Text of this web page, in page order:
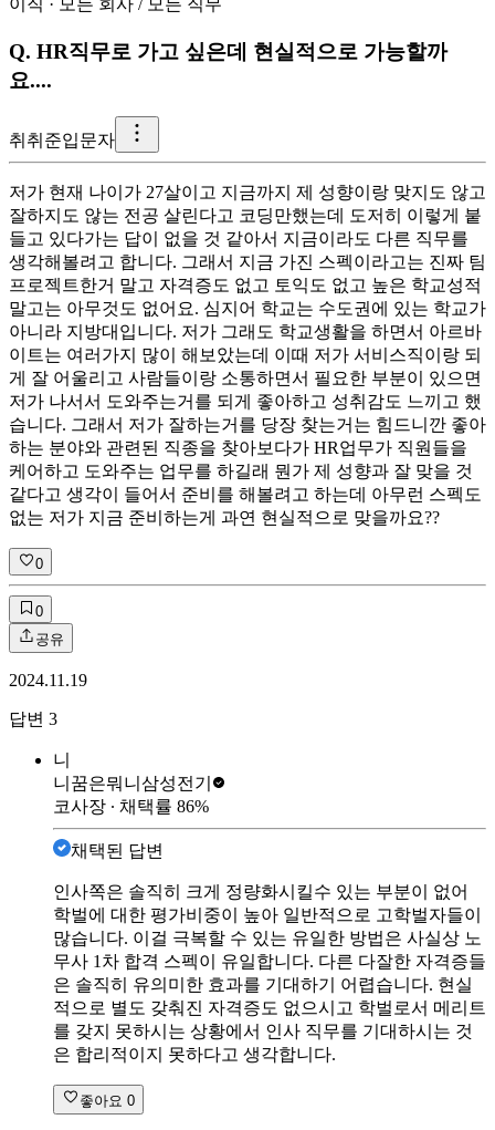
이직 · 모든 회사 / 모든 직무
Q. HR직무로 가고 싶은데 현실적으로 가능할까
요....
취 취준입문자
저가 현재 나이가 27살이고 지금까지 제 성향이랑 맞지도 않고
잘하지도 않는 전공 살린다고 코딩만했는데 도저히 이렇게 붙
들고 있다가는 답이 없을 것 같아서 지금이라도 다른 직무를
생각해볼려고 합니다. 그래서 지금 가진 스펙이라고는 진짜 팀
프로젝트한거 말고 자격증도 없고 토익도 없고 높은 학교성적
말고는 아무것도 없어요. 심지어 학교는 수도권에 있는 학교가
아니라 지방대입니다. 저가 그래도 학교생활을 하면서 아르바
이트는 여러가지 많이 해보았는데 이때 저가 서비스직이랑 되
게 잘 어울리고 사람들이랑 소통하면서 필요한 부분이 있으면
저가 나서서 도와주는거를 되게 좋아하고 성취감도 느끼고 했
습니다. 그래서 저가 잘하는거를 당장 찾는거는 힘드니깐 좋아
하는 분야와 관련된 직종을 찾아보다가 HR업무가 직원들을
케어하고 도와주는 업무를 하길래 뭔가 제 성향과 잘 맞을 것
같다고 생각이 들어서 준비를 해볼려고 하는데 아무런 스펙도
없는 저가 지금 준비하는게 과연 현실적으로 맞을까요??
0
0
공유
2024.11.19
답변 3
니
니꿈은뭐니 삼성전기
코사장 ∙ 채택률 86%
채택된 답변
인사쪽은 솔직히 크게 정량화시킬수 있는 부분이 없어
학벌에 대한 평가비중이 높아 일반적으로 고학벌자들이
많습니다. 이걸 극복할 수 있는 유일한 방법은 사실상 노
무사 1차 합격 스펙이 유일합니다. 다른 다잘한 자격증들
은 솔직히 유의미한 효과를 기대하기 어렵습니다. 현실
적으로 별도 갖춰진 자격증도 없으시고 학벌로서 메리트
를 갖지 못하시는 상황에서 인사 직무를 기대하시는 것
은 합리적이지 못하다고 생각합니다.
좋아요 0